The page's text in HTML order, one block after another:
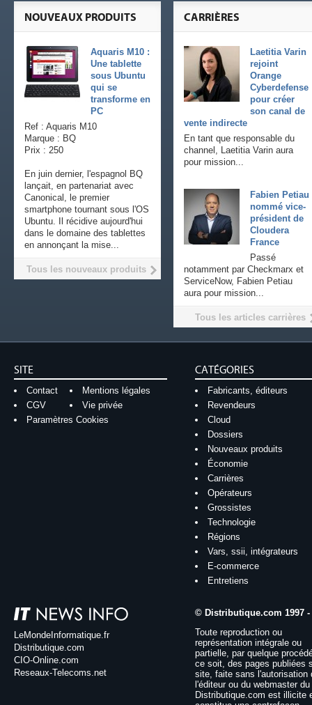
CARRIÈRES
Laetitia Varin
rejoint
Orange
Cyberdefense
pour créer
son canal de
vente indirecte
En tant que responsable du
channel, Laetitia Varin aura
pour mission...
Fabien Petiau
nommé vice-
président de
Cloudera
France
Passé
notamment par Checkmarx et
ServiceNow, Fabien Petiau
aura pour mission...
Tous les articles carrières
NOUVEAUX PRODUITS
Aquaris M10 :
Une tablette
sous Ubuntu
qui se
transforme en
PC
Ref : Aquaris M10
Marque : BQ
Prix : 250
En juin dernier, l'espagnol BQ
lançait, en partenariat avec
Canonical, le premier
smartphone tournant sous l'OS
Ubuntu. Il récidive aujourd'hui
dans le domaine des tablettes
en annonçant la mise...
Tous les nouveaux produits
SITE
Contact
Mentions légales
CGV
Vie privée
Paramètres Cookies
CATÉGORIES
Fabricants, éditeurs
Revendeurs
Cloud
Dossiers
Nouveaux produits
Économie
Carrières
Opérateurs
Grossistes
Technologie
Régions
Vars, ssii, intégrateurs
E-commerce
Entretiens
LeMondeInformatique.fr
Distributique.com
CIO-Online.com
Reseaux-Telecoms.net
© Distributique.com 1997 -
Toute reproduction ou
représentation intégrale ou
partielle, par quelque
ce soit, des pages publiées
site, faite sans l'autorisation
l'éditeur ou du webmaster
Distributique.com est illicite